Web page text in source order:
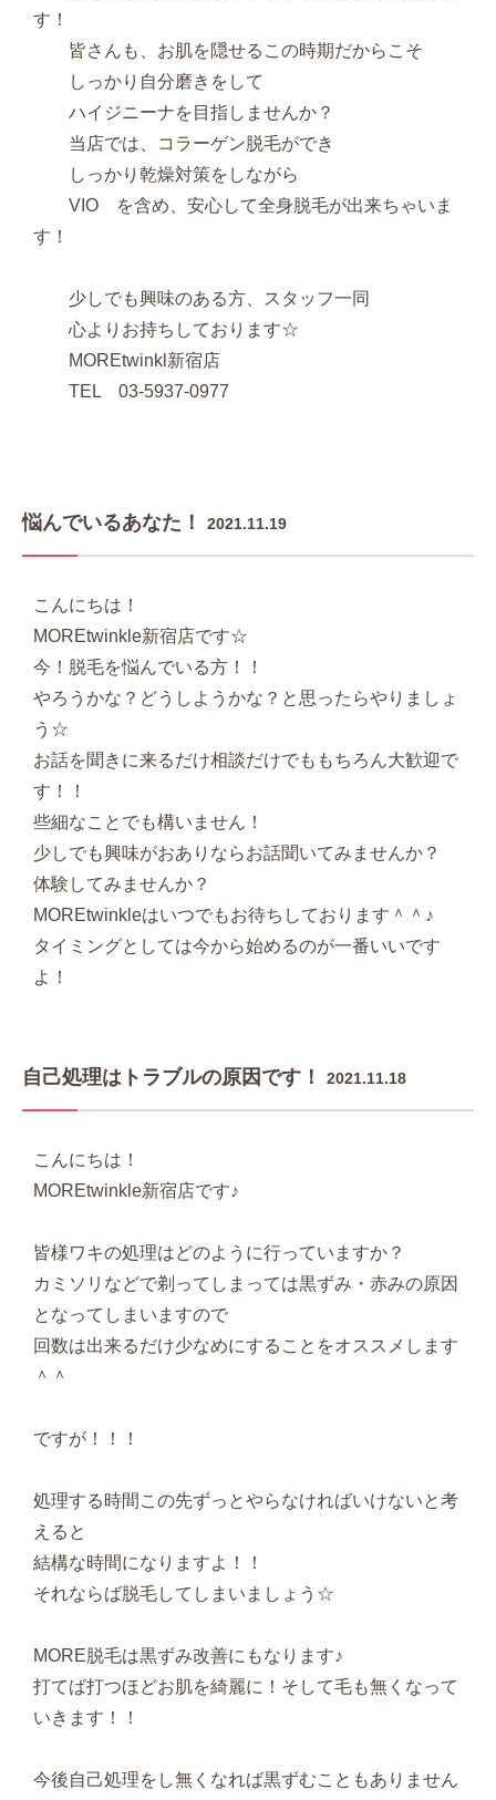
す！
皆さんも、お肌を隠せるこの時期だからこそ
しっかり自分磨きをして
ハイジニーナを目指しませんか？
当店では、コラーゲン脱毛ができ
しっかり乾燥対策をしながら
VIO を含め、安心して全身脱毛が出来ちゃいま
す！
少しでも興味のある方、スタッフ一同
心よりお持ちしております☆
MOREtwinkl新宿店
TEL 03-5937-0977
悩んでいるあなた！ 2021.11.19
こんにちは！
MOREtwinkle新宿店です☆
今！脱毛を悩んでいる方！！
やろうかな？どうしようかな？と思ったらやりましょ
う☆
お話を聞きに来るだけ相談だけでももちろん大歓迎で
す！！
些細なことでも構いません！
少しでも興味がおありならお話聞いてみませんか？
体験してみませんか？
MOREtwinkleはいつでもお待ちしております＾＾♪
タイミングとしては今から始めるのが一番いいです
よ！
自己処理はトラブルの原因です！ 2021.11.18
こんにちは！
MOREtwinkle新宿店です♪
皆様ワキの処理はどのように行っていますか？
カミソリなどで剃ってしまっては黒ずみ・赤みの原因
となってしまいますので
回数は出来るだけ少なめにすることをオススメします
＾＾
ですが！！！
処理する時間この先ずっとやらなければいけないと考
えると
結構な時間になりますよ！！
それならば脱毛してしまいましょう☆
MORE脱毛は黒ずみ改善にもなります♪
打てば打つほどお肌を綺麗に！そして毛も無くなって
いきます！！
今後自己処理をし無くなれば黒ずむこともありません